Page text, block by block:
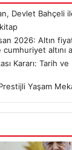
Devlet Bahçeli
2026: Altın
altını
Kararı: Tarih
Yaşam